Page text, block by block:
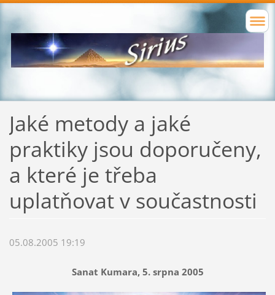
Jaké metody a jaké
praktiky jsou doporučeny,
a které je třeba
uplatňovat v součastnosti
05.08.2005 19:19
Sanat Kumara, 5. srpna 2005